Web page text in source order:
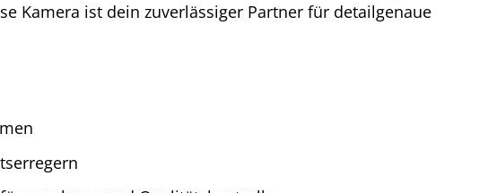
Kamera ist dein zuverlässiger Partner für detailgenaue